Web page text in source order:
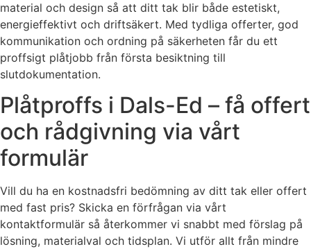
material och design så att ditt tak blir både estetiskt,
energieffektivt och driftsäkert. Med tydliga offerter, god
kommunikation och ordning på säkerheten får du ett
proffsigt plåtjobb från första besiktning till
slutdokumentation.
Plåtproffs i Dals-Ed – få offert
och rådgivning via vårt
formulär
Vill du ha en kostnadsfri bedömning av ditt tak eller offert
med fast pris? Skicka en förfrågan via vårt
kontaktformulär så återkommer vi snabbt med förslag på
lösning, materialval och tidsplan. Vi utför allt från mindre